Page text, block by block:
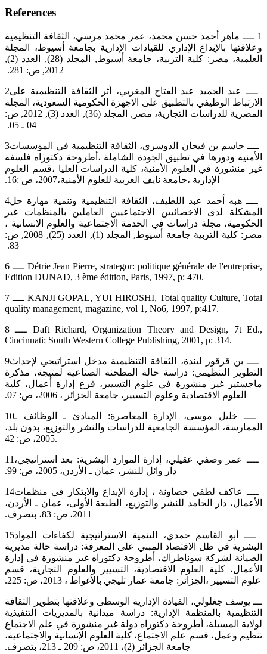
References
‏1 ــــ ماهر أحمد حسن محمد، عمر محمد مرسي، الثقافة التنظيمية
وعلاقتها بالإبداع الإداري للقيادات الإدارية بجامعة أسيوط، المجلة
‏العلمية، مصر: كلية التربية، جامعة أسيوط, المجلد (28), العدد (2),
2012, ص: 281. ‏
‎2‎‏ ــــ عبد الحميد عبد الفتاح المغربي، أثر الثقافة التنظيمية على
الارتباط الوظيفي بالتطبيق على الاجهزة الحكومية السعودية، المجلة
‏المصرية للدراسات التجارية، مصر, المجلد (36), العدد (3), 2012, ص:
04 ـ 05. ‏
‎3‎‏ ــــ جاسم بن فيحان الدوسري، الثقافة التنظيمية في المؤسسات
الأمنية ودورها في تطبيق الجودة الشاملة ،أطروحة دكتوراه فلسفة
‏غير منشورة في العلوم الأمنية، كلية الدراسات العليا ،قسم العلوم
الإدارية ،جامعة نايف العربية للعلوم الأمنية،2007، ص :16.‏
‎4‎‏ ــــ هبه أحمد عبد اللطيف، الثقافة التنظيمية وتنمية مهارة حل
المشكلة لدى الاخصائيين الاجتماعيين العاملين بالمنظمات غير
‏الحكومية، مجلة دراسات في الخدمة الاجتماعية والعلوم الانسانية ،
مصر: كلية التربية جامعة أسيوط, المجلد (1), العدد ‏‏(25), 2008, ص:
83. ‏
‎6 ‎ــــ‎ Détrie Jean Pierre, strategor: politique générale de l'entreprise,
Edition DUNAD, 3 ème édition, ‎Paris, 1997, p: 470.‎
‎7 ‎ــــ‎ KANJI GOPAL, YUI HIROSHI, Total quality Culture, Total
quality management, magazine, vol‎‏ ‏‎1, ‎No6, 1997, p:417‎‏.‏
‎8 ‎ــــ‎ Daft Richard, Organization Theory and Design, 7t‏ ‏Ed.,
Cincinnati: South Western College ‎Publishing, 2001, p: 314.‎
‎9‎‏ ــــ بن قرقور ليندة، الثقافة التنظيمية مدخل استراتيجي لإحداث
التطوير التنظيمي: دراسة حالة المطحنة الصناعية لمتيجة، مذكرة
‏ماجستير غير منشورة في علوم التسيير، فرع إدارة أعمال، كلية
العلوم الاقتصادية وعلوم التسيير، جامعة الجزائر ، 2006، ص: 07.‏
‎10‎‏ ــــ خليل موسى، الإدارة المعاصرة: المبادئ ـ الوظائف ـ
الممارسة، المؤسسة الجامعية للدراسات والنشر والتوزيع، بدون بلد،
2005، ‏ص: 42‏‎. ‎
‎11‎‏ ــــ عمر وصفي عقيلي، إدارة الموارد البشرية: بعد استراتيجي،
دار وائل للنشر، عمان ـ الأردن، 2005، ص: 99.‏
‎14‎‏ ــــ عاكف لطفي خصاونة ، إدارة الإبداع والابتكار في منظمات
الأعمال، دار الحامد للنشر والتوزيع، الطبعة الأولى، عمان ـ الأردن،
‎15‎‏ ــــ أبو القاسم حمدي، التنمية الاستراتيجية لكفاءات المواد
البشرية في ظل الاقتصاد المبني على المعرفة: دراسة حالة مديرية
‏الصيانة لشركة سوناطراك، أطروحة دكتوراه غير منشورة في إدارة
الأعمال، كلية العلوم الاقتصادية، التسيير والعلوم التجارية، قسم
‏علوم التسيير ،الجزائر: جامعة عمار ثليجي بالأغواط ، 2013، ص: 225.‏
ـــ يوسف جغلولي، القيادة الإدارية الوسطى وعلاقتها بتطوير الثقافة
التنظيمية بالمنظمة الإدارية: دراسة ميدانية بالمديريات التنفيذية
‏لولاية المسيلة، أطروحة دكتوراه دولة غير منشورة في علم الاجتماع
تنظيم وعمل، قسم علم الاجتماع، كلية العلوم الإنسانية ‏والاجتماعية،
جامعة الجزائر (2)، 2011، ص: 209 ـ 213، بتصرف.‏